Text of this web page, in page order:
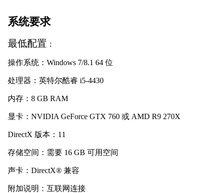
系统要求
最低配置 ：
操作系统：Windows 7/8.1 64 位
处理器：英特尔酷睿 i5-4430
内存：8 GB RAM
显卡：NVIDIA GeForce GTX 760 或 AMD R9 270X
DirectX 版本：11
存储空间：需要 16 GB 可用空间
声卡：DirectX® 兼容
附加说明：互联网连接